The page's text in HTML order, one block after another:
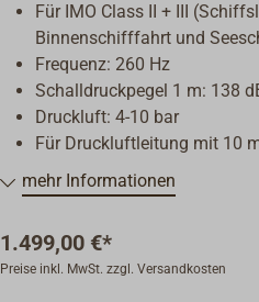
Für IMO Class II + III
Binnenschifffahrt und
Frequenz: 260 Hz
Schalldruckpegel 1 m: 138
Druckluft: 4-10 bar
Für Druckluftleitung mit 10
Innendurchmesser
Luftverbrauch: 8-12 l/sec
Abmessungen L x D: 590 x
Gewicht: 2,8 kg
mehr Informationen
1.499,00 €*
Preise inkl. MwSt. zzgl. Versandkosten